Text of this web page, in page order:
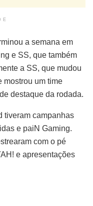
a semana em
e SS, que também
a SS, que mudou
mostrou um time
destaque da rodada.
tiveram campanhas
e paiN Gaming.
com o pé
e apresentações